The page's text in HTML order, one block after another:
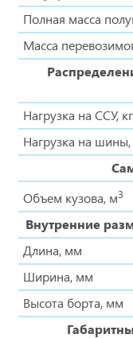
Полная масса
Масса
Нагрузка на ССУ, кг
Нагрузка на шины,
Объем кузова, м3
Внутренние
Длина, мм
Ширина, мм
Высота борта, мм